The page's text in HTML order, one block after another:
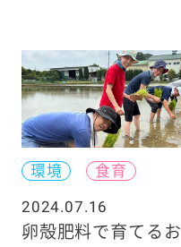
環境
食育
2024.07.16
卵殻肥料で育てるお